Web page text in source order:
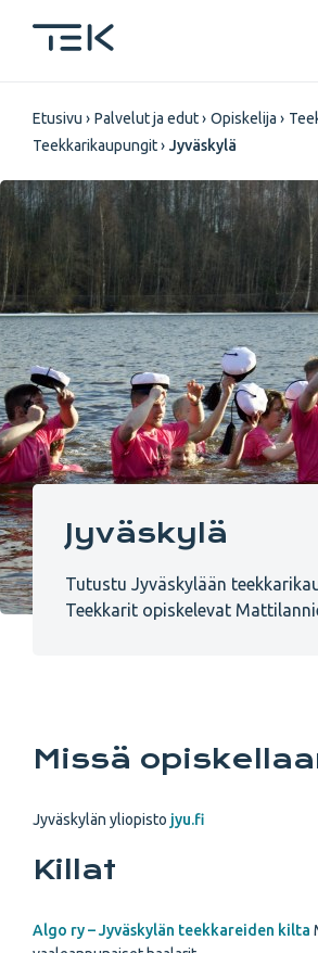
pääsisältöön
Murupolku
Etusivu Palvelut ja edut Opiskelija
Teekkarikaupungit
Jyväskylä
Jyväskylä
Tutustu Jyväskylään
Teekkarit opiskelevat
Missä
Jyväskylän yliopisto jyu.fi
Killat
Algo ry – Jyväskylän teekkareiden kilta